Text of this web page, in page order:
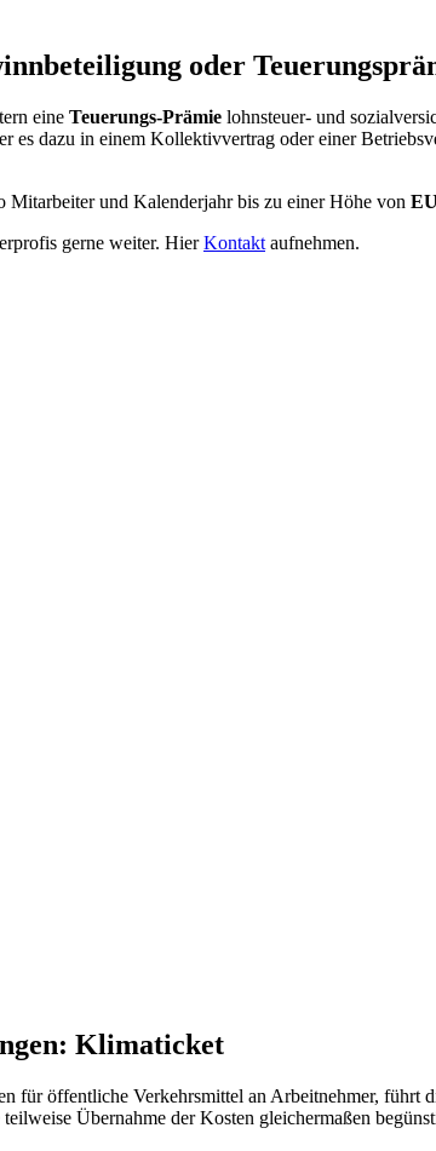
oder
eine Teuerungs-Prämie lohnsteuer- und
es dazu in einem Kollektivvertrag oder einer
Mitarbeiter und Kalenderjahr bis zu einer Höhe von
gerne weiter. HierKontakt aufnehmen.
Klimaticket
für öffentliche Verkehrsmittel an Arbeitnehmer, führt
Übernahme der Kosten gleichermaßen